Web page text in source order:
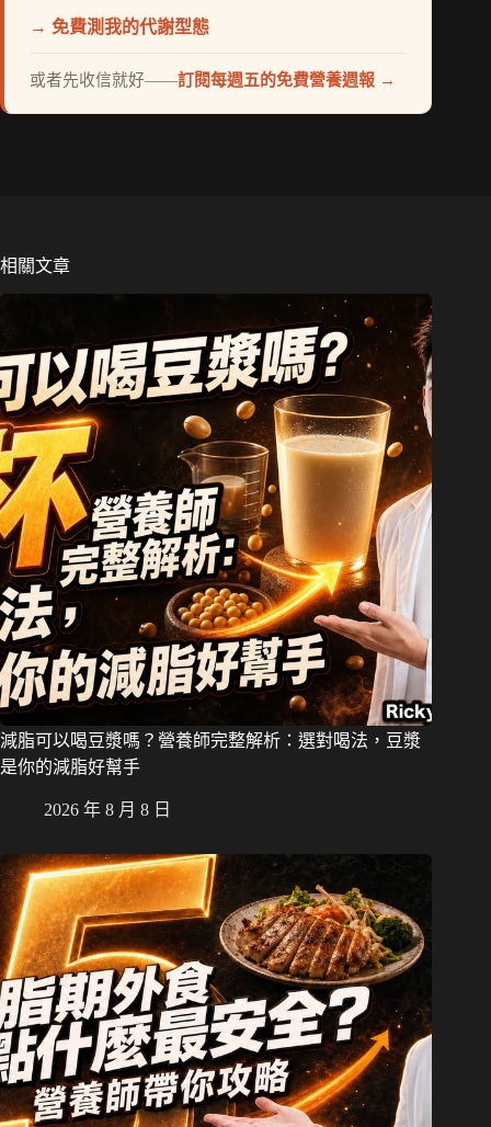
→ 免費測我的代謝型態
或者先收信就好——訂閱每週五的免費營養週報 →
相關文章
減脂可以喝豆漿嗎？營養師完整解析：選對喝法，豆漿
是你的減脂好幫手
2026 年 8 月 8 日